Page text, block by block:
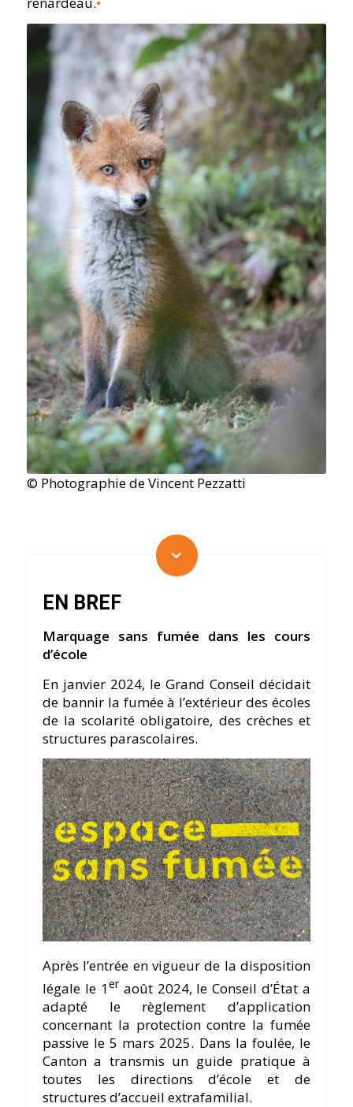
© Photographie de Vincent Pezzatti
EN BREF
Marquage sans fumée dans les cours
d’école
En janvier 2024, le Grand Conseil décidait
de bannir la fumée à l’extérieur des écoles
de la scolarité obligatoire, des crèches et
structures parascolaires.
Après l’entrée en vigueur de la disposition
légale le 1er août 2024, le Conseil d’État a
adapté le règlement d’application
concernant la protection contre la fumée
passive le 5 mars 2025. Dans la foulée, le
Canton a transmis un guide pratique à
toutes les directions d’école et de
structures d’accueil extrafamilial.